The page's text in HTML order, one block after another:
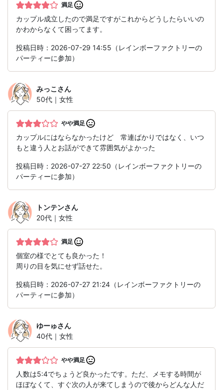
満足
カップル成立したので満足ですがこれからどうしたらいいの
かわからなくて困ってます。
投稿日時：2026-07-29 14:55（レインボーファクトリーの
パーティーに参加）
みっこ さん
50代｜女性
やや満足
カップルにはならなかったけど 常連ばかりではなく、いつ
もと違う人とお話ができて雰囲気がよかった
投稿日時：2026-07-27 22:50（レインボーファクトリーの
パーティーに参加）
トンテンさん
20代｜女性
満足
個室の様でとても良かった！
周りの目を気にせず話せた。
投稿日時：2026-07-27 21:24（レインボーファクトリーの
パーティーに参加）
ゆーゅさん
40代｜女性
やや満足
人数は5:4でちょうど良かったです。ただ、メモする時間が
ほぼなくて、すぐ次の人が来てしまうので後からどんな人だ